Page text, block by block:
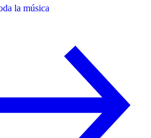
la música